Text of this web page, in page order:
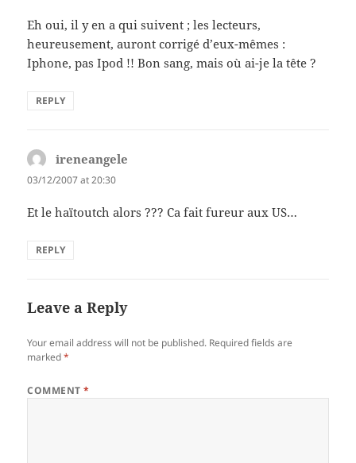
Eh oui, il y en a qui suivent ; les lecteurs,
heureusement, auront corrigé d’eux-mêmes :
Iphone, pas Ipod !! Bon sang, mais où ai-je la tête ?
REPLY
ireneangele
03/12/2007 at 20:30
Et le haïtoutch alors ??? Ca fait fureur aux US…
REPLY
Leave a Reply
Your email address will not be published. Required fields are
marked*
COMMENT*